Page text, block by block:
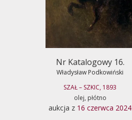
Nr Katalogowy 16.
Władysław Podkowiński
SZAŁ – SZKIC, 1893
olej, płótno
aukcja z 16 czerwca 2024